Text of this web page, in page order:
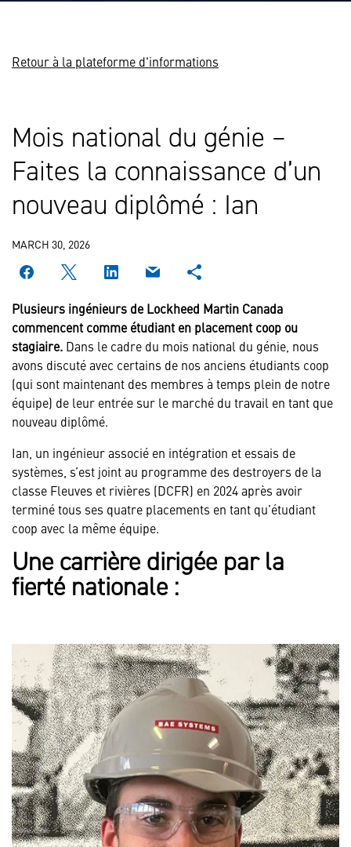
Retour à la plateforme d'informations
Mois national du génie –
Faites la connaissance d’un
nouveau diplômé : Ian
MARCH 30, 2026
Plusieurs ingénieurs de Lockheed Martin Canada
commencent comme étudiant en placement coop ou
stagiaire. Dans le cadre du mois national du génie, nous
avons discuté avec certains de nos anciens étudiants coop
(qui sont maintenant des membres à temps plein de notre
équipe) de leur entrée sur le marché du travail en tant que
nouveau diplômé.
Ian, un ingénieur associé en intégration et essais de
systèmes, s’est joint au programme des destroyers de la
classe Fleuves et rivières (DCFR) en 2024 après avoir
terminé tous ses quatre placements en tant qu’étudiant
coop avec la même équipe.
Une carrière dirigée par la
fierté nationale :